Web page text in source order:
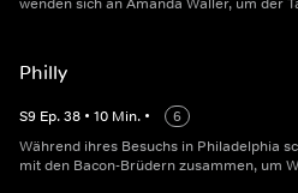
Philly
S9 Ep.38 • 10 Min. •
6
Während ihres Besuchs in Philadelphia
mit den Bacon-Brüdern zusammen, um